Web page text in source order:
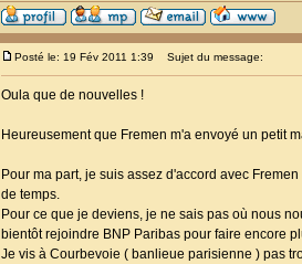
Posté le: 19 Fév 2011 1:39 Sujet du message:
Oula que de nouvelles !
Heureusement que Fremen m'a envoyé un petit
Pour ma part, je suis assez d'accord avec
de temps.
Pour ce que je deviens, je ne sais pas où nous
bientôt rejoindre BNP Paribas pour faire encore
Je vis à Courbevoie ( banlieue parisienne ) pas